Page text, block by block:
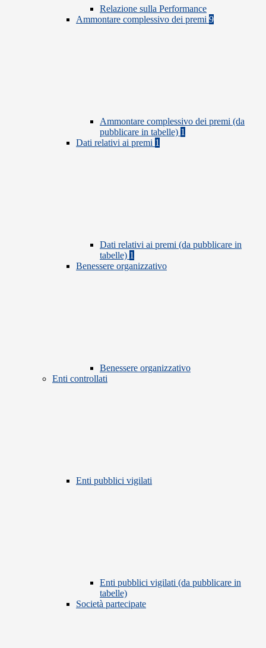
Relazione sulla Performance
Ammontare complessivo dei premi 9
Ammontare complessivo dei premi (da
pubblicare in tabelle) 1
Dati relativi ai premi 1
Dati relativi ai premi (da pubblicare in
tabelle) 1
Benessere organizzativo
Benessere organizzativo
Enti controllati
Enti pubblici vigilati
Enti pubblici vigilati (da pubblicare in
tabelle)
Società partecipate